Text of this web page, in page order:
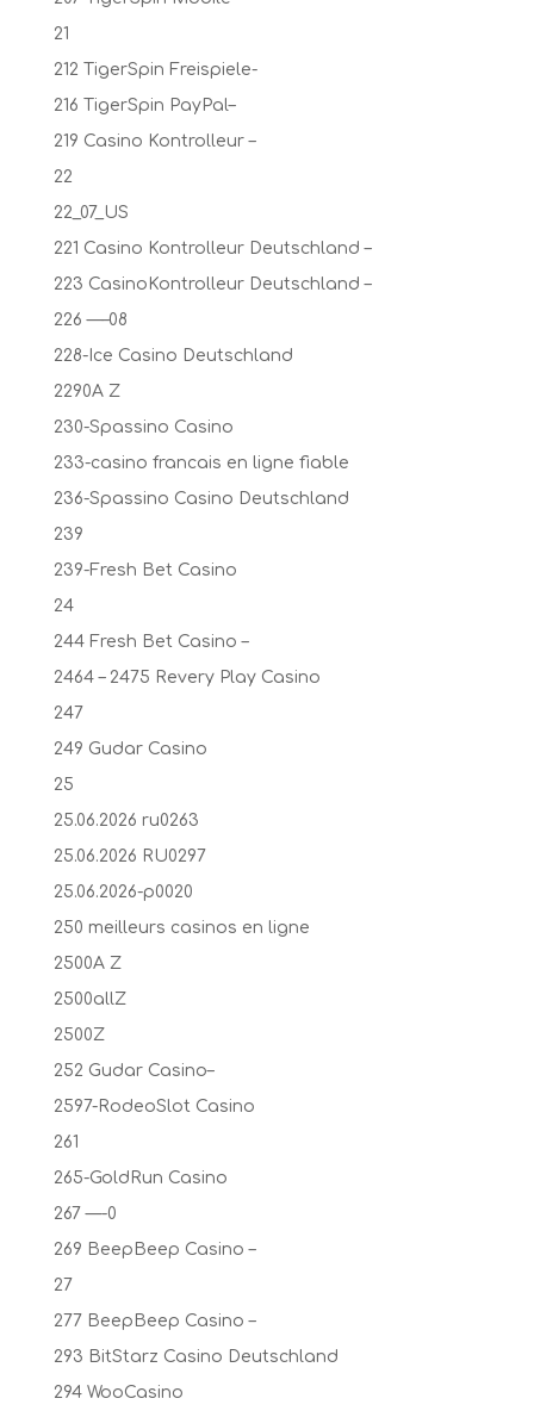
21
212 TigerSpin Freispiele-
216 TigerSpin PayPal–
219 Casino Kontrolleur –
22
22_07_US
221 Casino Kontrolleur Deutschland –
223 CasinoKontrolleur Deutschland –
226 —–08
228-Ice Casino Deutschland
2290A Z
230-Spassino Casino
233-casino francais en ligne fiable
236-Spassino Casino Deutschland
239
239-Fresh Bet Casino
24
244 Fresh Bet Casino –
2464 – 2475 Revery Play Casino
247
249 Gudar Casino
25
25.06.2026 ru0263
25.06.2026 RU0297
25.06.2026-p0020
250 meilleurs casinos en ligne
2500A Z
2500allZ
2500Z
252 Gudar Casino–
2597-RodeoSlot Casino
261
265-GoldRun Casino
267 —-0
269 BeepBeep Casino –
27
277 BeepBeep Casino –
293 BitStarz Casino Deutschland
294 WooCasino